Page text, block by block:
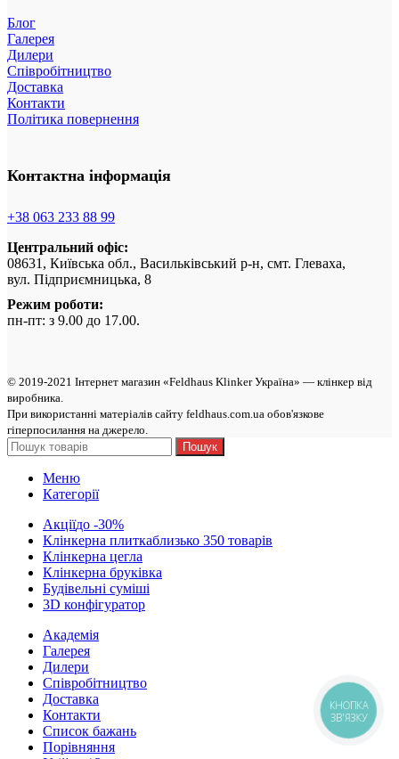
Блог
Галерея
Дилери
Співробітництво
Доставка
Контакти
Політика повернення
Контактна інформація
+38 063 233 88 99
Центральний офіс:
08631, Київська обл., Васильківський р-н, смт. Глеваха,
вул. Підприємницька, 8
Режим роботи:
пн-пт: з 9.00 до 17.00.
© 2019-2021 Інтернет магазин «Feldhaus Klinker Україна» — клінкер від
виробникa.
При використанні матеріалів сайту feldhaus.com.ua обов'язкове
гіперпосилання на джерело.
Пошук
Меню
Категорії
Акціїдо -30%
Клінкерна плиткаблизько 350 товарів
Клінкерна цегла
Клінкерна бруківка
Будівельні суміші
3D конфігуратор
Академія
Галерея
Дилери
Cпівробітництво
Доставка
Контакти
Список бажань
Порівняння
КНОПКА
ЗВ'ЯЗКУ